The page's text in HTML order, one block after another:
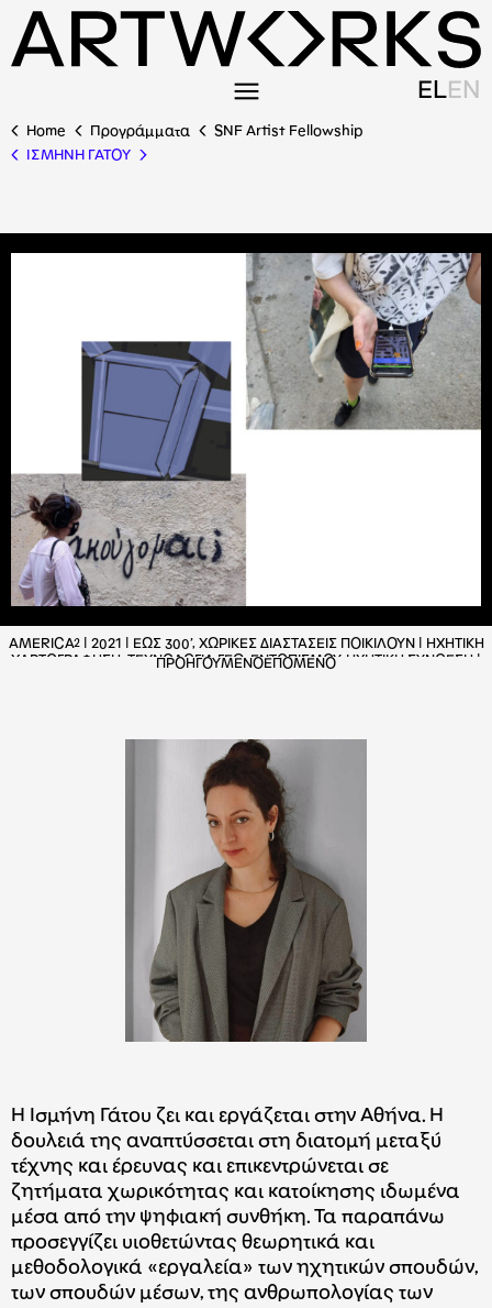
ELEN
Home Προγράμματα
SNF Artist Fellowship
ΙΣΜΗΝΗ ΓΑΤΟΥ
AMERICA² | 2021 | ΕΩΣ 300’, ΧΩΡΙΚΕΣ ΔΙΑΣΤΑΣΕΙΣ ΠΟΙΚΙΛΟΥΝ | ΗΧΗΤΙΚΗ
ΧΑΡΤΟΓΡΑΦΗΣΗ, ΤΕΧΝΟΛΟΓΙΑ ΓΕΩ-ΕΝΤΟΠΙΣΜΟΥ, ΗΧΗΤΙΚΗ ΣΥΝΘΕΣΗ |
ΠΡΟΗΓΟΥΜΕΝΟΕΠΟΜΕΝΟ
Η Ισμήνη Γάτου ζει και εργάζεται στην Αθήνα. Η
δουλειά της αναπτύσσεται στη διατομή μεταξύ
τέχνης και έρευνας και επικεντρώνεται σε
ζητήματα χωρικότητας και κατοίκησης ιδωμένα
μέσα από την ψηφιακή συνθήκη. Τα παραπάνω
προσεγγίζει υιοθετώντας θεωρητικά και
μεθοδολογικά «εργαλεία» των ηχητικών σπουδών,
των σπουδών μέσων, της ανθρωπολογίας των